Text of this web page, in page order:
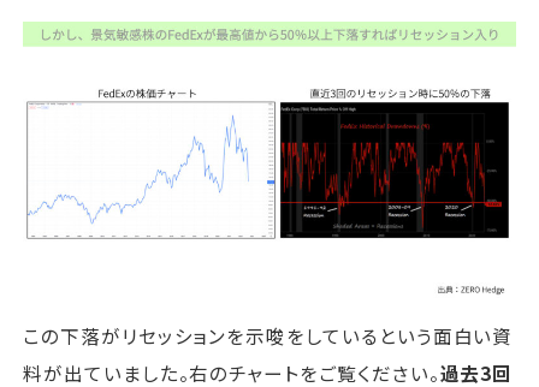
この下落がリセッションを示唆をしているという面白い資
料が出ていました。右のチャートをご覧ください。過去3回